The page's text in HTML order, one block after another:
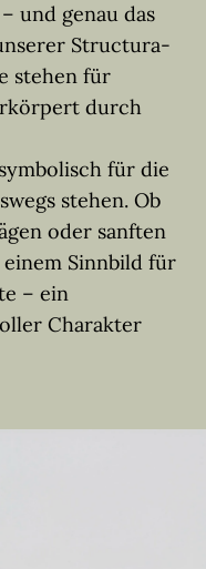
und genau das
Structura-
stehen für
durch
für die
stehen. Ob
oder sanften
Sinnbild für
– ein
Charakter